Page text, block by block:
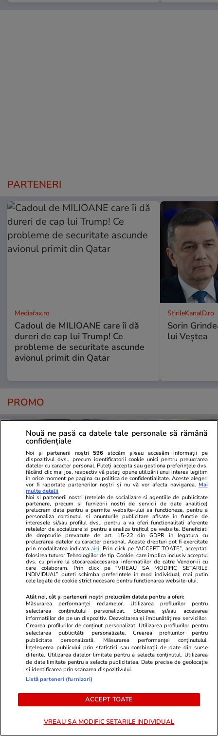
PARTENERI
Mediafax.ro
Cadoul de MILIOANE care îi dă
dureri de cap lui Trump! Ce
probleme de securitate ascunde
avionul primit din Qatar
StirileKanalD.ro
Sorin
lui Veștea
PROMO
Advertorial
Smart is the new chic: Cum ne
ajută tehnologia să ne reinventăm
Advertorial
Înscrie-te
voucher de
PARTENERI
Wowbiz.ro Redactia.ro
Nouă ne pasă ca datele tale personale să rămână
confidențiale
Noi și partenerii noștri 596 stocăm și/sau accesăm informații pe
dispozitivul dvs., precum identificatorii cookie unici pentru prelucrarea
datelor cu caracter personal. Puteți accepta sau gestiona preferințele dvs.
făcând clic mai jos, respectiv vă puteți opune utilizării unui interes legitim
în orice moment pe pagina cu politica de confidențialitate. Aceste alegeri
vor fi raportate partenerilor noștri și nu vă vor afecta navigarea. Mai
multe detalii
Noi si partenerii nostri (retelele de socializare si agentiile de publicitate
partenere, precum si furnizorii nostri de servicii de date analitice)
prelucram date pentru a permite website-ului sa functioneze, pentru a
personaliza continutul si anunturile publicitare afisate in functie de
interesele si/sau profilul dvs., pentru a va oferi functionalitati aferente
retelelor de socializare si pentru a analiza traficul pe website. Beneficiati
de drepturile prevazute de art. 15-22 din GDPR in legatura cu
prelucrarea datelor cu caracter personal. Aceste drepturi pot fi exercitate
prin modalitatea indicataaici. Prin click pe “ACCEPT TOATE”, acceptati
folosirea tuturor Tehnologiilor de tip Cookie, care implica inclusiv acceptul
dvs. cu privire la stocarea/accesarea informatiilor de catre Vendor-ii cu
care colaboram. Prin click pe “VREAU SA MODIFIC SETARILE
INDIVIDUAL” puteti schimba preferintele in mod individual, mai putin
cele legate de cookie strict necesare pentru functionarea website-ului.
Atât noi, cât și partenerii noștri prelucrăm datele pentru a oferi:
Măsurarea performanței reclamelor. Utilizarea profilurilor pentru
selectarea conținutului personalizat. Stocarea și/sau accesarea
informațiilor de pe un dispozitiv. Dezvoltarea și îmbunătățirea serviciilor.
Crearea profilurilor de conținut personalizat. Utilizarea profilurilor pentru
selectarea publicității personalizate. Crearea profilurilor pentru
publicitate personalizată. Măsurarea performanței conținutului.
Înțelegerea publicului prin statistici sau combinații de date din surse
diferite. Utilizarea datelor limitate pentru a selecta conținutul. Utilizarea
de date limitate pentru a selecta publicitatea. Date precise de geolocație
și identificarea prin scanarea dispozitivului.
Listă parteneri (furnizori)
ACCEPT TOATE
VREAU SA MODIFIC SETARILE INDIVIDUAL